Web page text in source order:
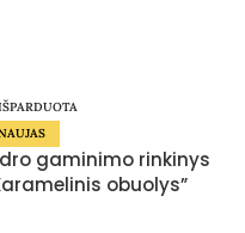
gaminimo rinkinys
obuolys”